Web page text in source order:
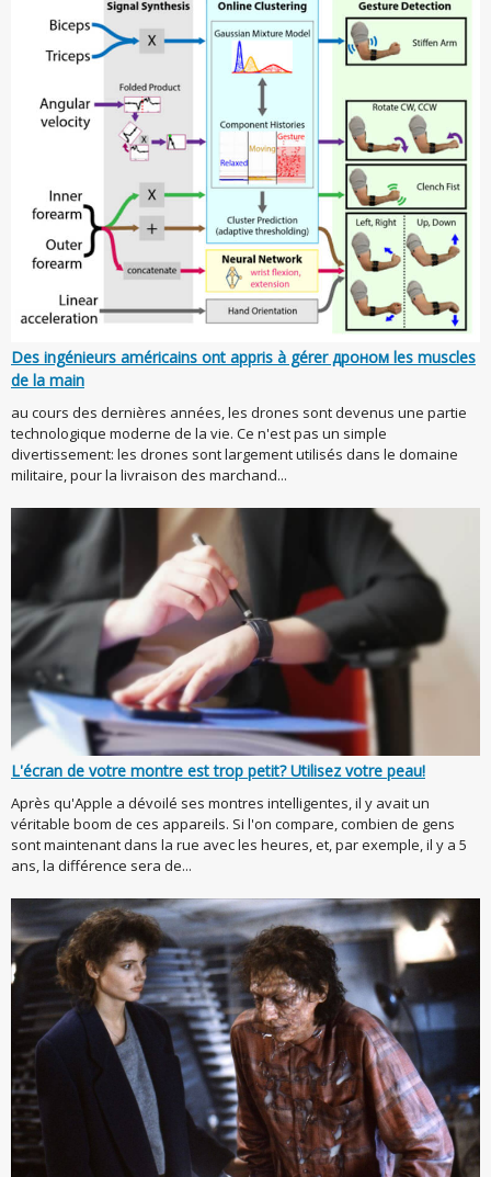
Des ingénieurs américains ont appris à gérer дроном les muscles
de la main
au cours des dernières années, les drones sont devenus une partie
technologique moderne de la vie. Ce n'est pas un simple
divertissement: les drones sont largement utilisés dans le domaine
militaire, pour la livraison des marchand...
L'écran de votre montre est trop petit? Utilisez votre peau!
Après qu'Apple a dévoilé ses montres intelligentes, il y avait un
véritable boom de ces appareils. Si l'on compare, combien de gens
sont maintenant dans la rue avec les heures, et, par exemple, il y a 5
ans, la différence sera de...